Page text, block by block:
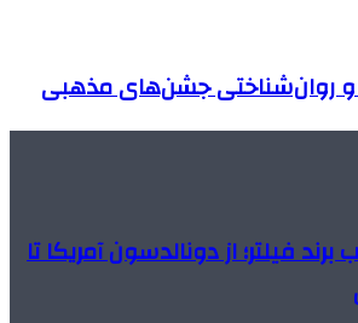
و روان‌شناختی جشن‌های مذهبی
برند فیلتر؛ از دونالدسون آمریکا تا